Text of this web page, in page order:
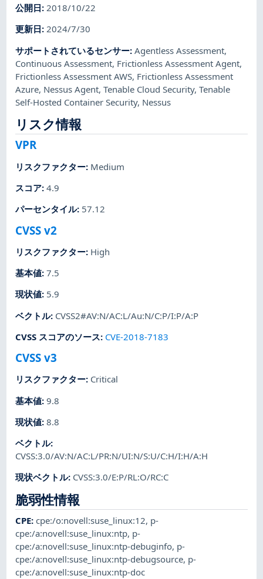
公開日: 2018/10/22
更新日:2024/7/30
サポートされているセンサー:Agentless Assessment,
Continuous Assessment, Frictionless Assessment Agent,
Frictionless Assessment AWS, Frictionless Assessment
Azure, Nessus Agent,Tenable Cloud Security,Tenable
Self-Hosted Container Security, Nessus
リスク情報
VPR
リスクファクター: Medium
スコア:4.9
パーセンタイル: 57.12
CVSS v2
リスクファクター: High
基本値:7.5
現状値: 5.9
ベクトル: CVSS2#AV:N/AC:L/Au:N/C:P/I:P/A:P
CVSS スコアのソース: CVE-2018-7183
CVSS v3
リスクファクター: Critical
基本値:9.8
現状値:8.8
ベクトル:
CVSS:3.0/AV:N/AC:L/PR:N/UI:N/S:U/C:H/I:H/A:H
現状ベクトル: CVSS:3.0/E:P/RL:O/RC:C
脆弱性情報
CPE:cpe:/o:novell:suse_linux:12, p-
cpe:/a:novell:suse_linux:ntp, p-
cpe:/a:novell:suse_linux:ntp-debuginfo, p-
cpe:/a:novell:suse_linux:ntp-debugsource, p-
cpe:/a:novell:suse_linux:ntp-doc